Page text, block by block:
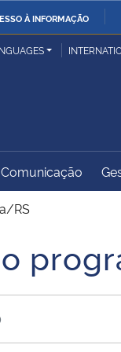
À INFORMAÇÃO
Relações
Geral da
do Brasil
Comunicação
RS